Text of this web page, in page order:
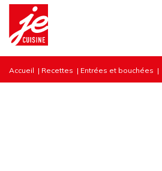
Accueil | Recettes | Entrées et bouchées |